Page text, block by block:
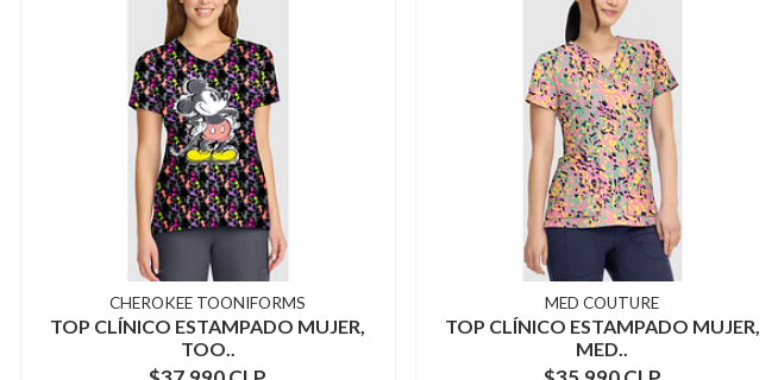
CHEROKEE TOONIFORMS
TOP CLÍNICO ESTAMPADO MUJER,
TOO..
MED COUTURE
TOP CLÍNICO ESTAMPADO MUJER,
MED..